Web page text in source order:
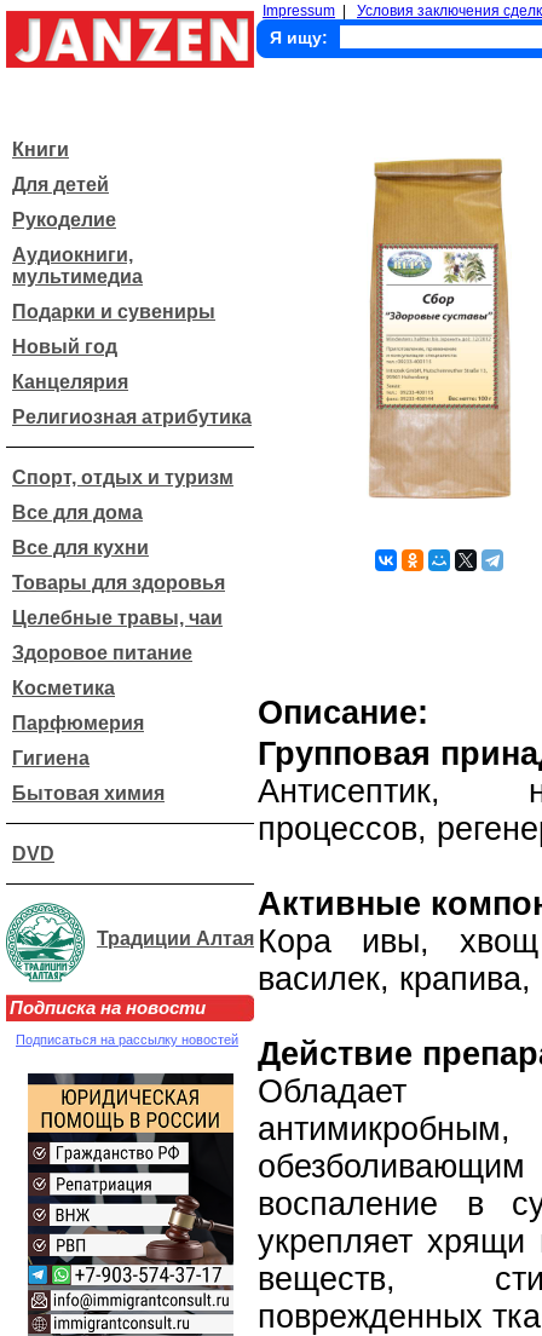
Impressum Условия заключения
Я ищу:
Книги
Для детей
Рукоделие
Аудиокниги,
мультимедиа
Подарки и сувениры
Новый год
Канцелярия
Религиозная атрибутика
Спорт, отдых и туризм
Все для дома
Все для кухни
Товары для здоровья
Целебные травы, чаи
Здоровое питание
Косметика
Парфюмерия
Гигиена
Бытовая химия
DVD
Традиции Алтая
Подписка на новости
Подписаться на рассылку новостей
Описание:
Групповая
Антисептик,
процессов,
Активные
Кора ивы, хвощ
василек,
Действие
Обладает
обезболивающим
воспаление в
укрепляет хрящи
веществ,
поврежденных